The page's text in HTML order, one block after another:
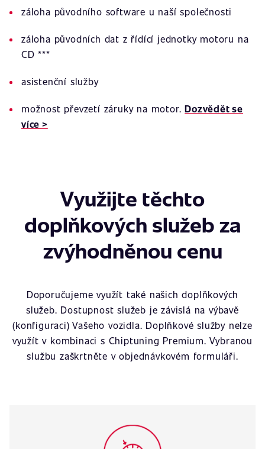
záloha původního software u naší společnosti
záloha původních dat z řídící jednotky motoru na
CD ***
asistenční služby
možnost převzetí záruky na motor.Dozvědět se
více >
Využijte těchto
doplňkových služeb za
zvýhodněnou cenu
Doporučujeme využít také našich doplňkových
služeb. Dostupnost služeb je závislá na výbavě
(konfiguraci) Vašeho vozidla. Doplňkové služby nelze
využít v kombinaci s Chiptuning Premium. Vybranou
službu zaškrtněte v objednávkovém formuláři.